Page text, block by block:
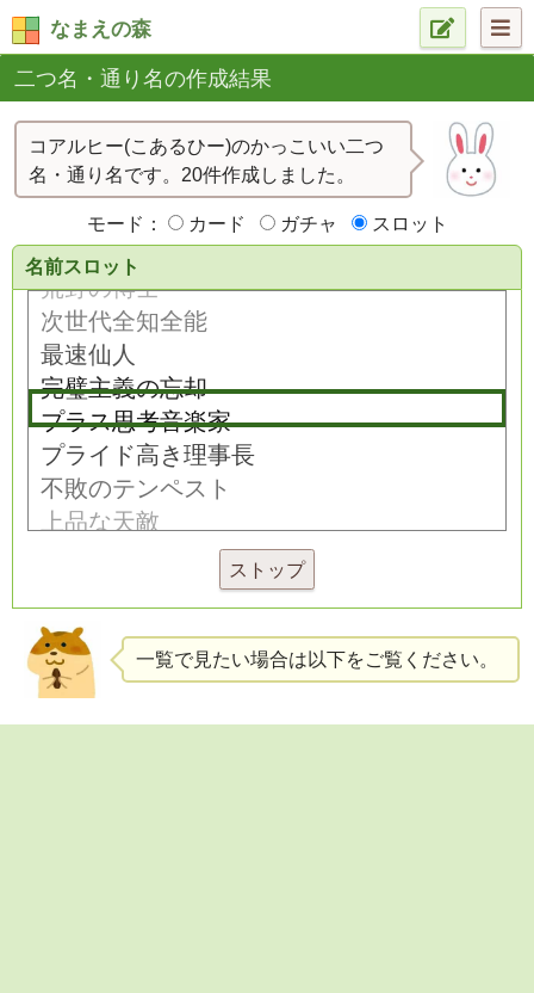
なまえの森
二つ名・通り名の作成結果
コアルヒー(こあるひー)のかっこいい二つ
名・通り名です。20件作成しました。
モード： カード ガチャ スロット
名前スロット
ストップ
一覧で見たい場合は以下をご覧ください。